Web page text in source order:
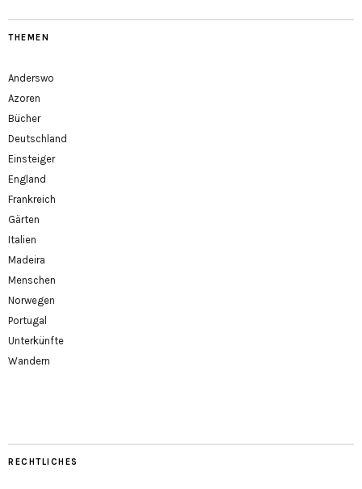
THEMEN
Anderswo
Azoren
Bücher
Deutschland
Einsteiger
England
Frankreich
Gärten
Italien
Madeira
Menschen
Norwegen
Portugal
Unterkünfte
Wandern
RECHTLICHES